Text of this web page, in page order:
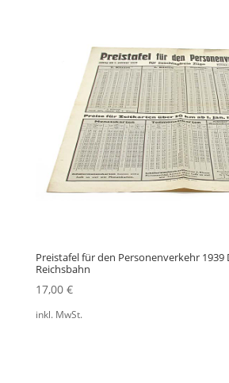
Preistafel für den Personenverkehr 1939
Reichsbahn
17,00 €
inkl. MwSt.